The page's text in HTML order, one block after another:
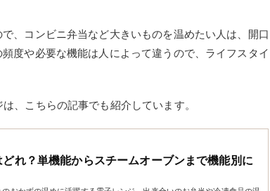
よって違います。目安としては、
奥行き400mm、30L以上は幅500mm×奥行き
どれくらいのサイズなら設置スペースにおけるか、確